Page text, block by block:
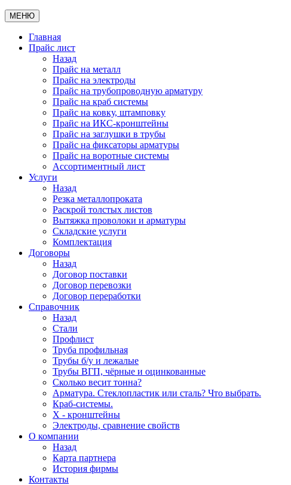
МЕНЮ
Главная
Прайс лист
Назад
Прайс на металл
Прайс на электроды
Прайс на трубопроводную арматуру
Прайс на краб системы
Прайс на ковку, штамповку
Прайс на ИКС-кронштейны
Прайс на заглушки в трубы
Прайс на фиксаторы арматуры
Прайс на воротные системы
Ассортиментный лист
Услуги
Назад
Резка металлопроката
Раскрой толстых листов
Вытяжка проволоки и арматуры
Складские услуги
Комплектация
Договоры
Назад
Договор поставки
Договор перевозки
Договор переработки
Справочник
Назад
Стали
Профлист
Труба профильная
Трубы б/у и лежалые
Трубы ВГП, чёрные и оцинкованные
Сколько весит тонна?
Арматура. Стеклопластик или сталь? Что выбрать.
Краб-системы.
Х - кронштейны
Электроды, сравнение свойств
О компании
Назад
Карта партнера
История фирмы
Контакты